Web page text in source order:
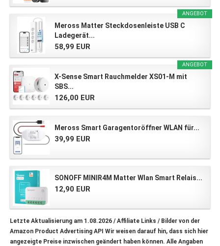
ANGEBOT
Meross Matter Steckdosenleiste USB C
Ladegerät...
58,99 EUR
ANGEBOT
X-Sense Smart Rauchmelder XS01-M mit
SBS...
126,00 EUR
Meross Smart Garagentoröffner WLAN für...
39,99 EUR
SONOFF MINIR4M Matter Wlan Smart Relais...
12,90 EUR
Letzte Aktualisierung am 1.08.2026 / Affiliate Links / Bilder von der
Amazon Product Advertising API Wir weisen darauf hin, dass sich hier
angezeigte Preise inzwischen geändert haben können. Alle Angaben